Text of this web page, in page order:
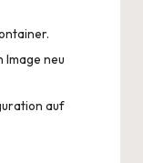
Image neu
auf